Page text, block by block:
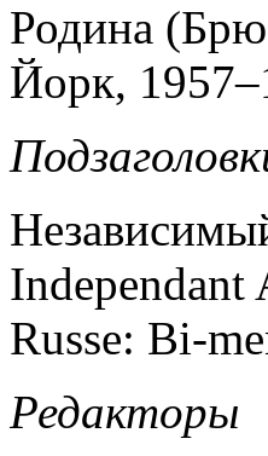
Родина
Йорк,
Russe: Bi-
Редакторы